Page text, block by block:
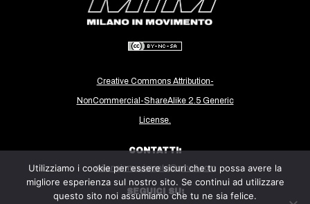
Creative Commons Attribution-
NonCommercial-ShareAlike 2.5 Generic
License.
CONTATTI:
milanoinmovimento@gmail.com
SEGUICI SU:
Utilizziamo i cookie per essere sicuri che tu possa avere la
migliore esperienza sul nostro sito. Se continui ad utilizzare
questo sito noi assumiamo che tu ne sia felice.